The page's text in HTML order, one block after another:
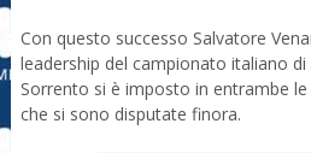
Con questo successo Salvatore
leadership del campionato italiano
Sorrento si è imposto in entrambe
che si sono disputate finora.